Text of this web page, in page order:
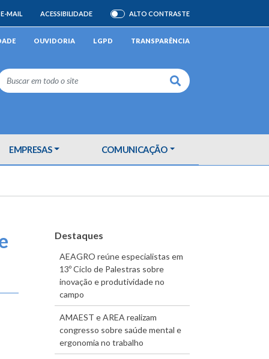
E-MAIL ACESSIBILIDADE ATIVAR/DESATIVAR
ALTO CONTRASTE
OUVIDORIA LGPD TRANSPARÊNCIA
Buscar
EMPRESAS COMUNICAÇÃO
Destaques
AEAGRO reúne especialistas em
13º Ciclo de Palestras sobre
inovação e produtividade no
campo
AMAEST e AREA realizam
congresso sobre saúde mental e
ergonomia no trabalho